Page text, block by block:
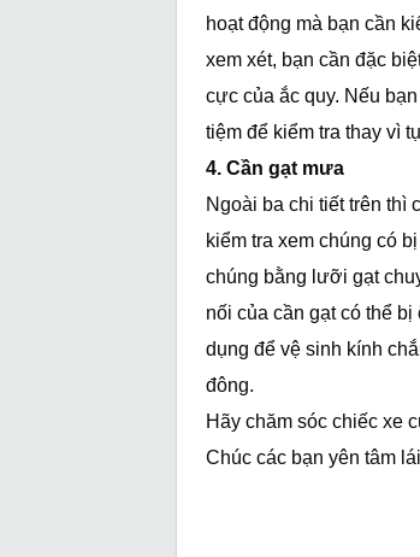
hoạt động mà bạn cần
xem xét, bạn cần đặc
cực của ắc quy. Nếu
tiệm để kiểm tra thay vì
4. Cần gạt mưa
Ngoài ba chi tiết trên thì
kiểm tra xem chúng có
chúng bằng lưỡi gạt
nối của cần gạt có thể
dụng để vệ sinh kính
đông.
Hãy chăm sóc chiếc xe
Chúc các bạn yên tâm